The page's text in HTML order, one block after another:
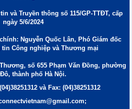
và Truyền thông số 115/GP-TTĐT, cấp
ngày 5/6/2024
Nguyễn Quốc Lân, Phó Giám đốc
tin Công nghiệp và Thương mại
số 655 Phạm Văn Đồng, phường
thành phố Hà Nội.
và Fax: (04)38251312